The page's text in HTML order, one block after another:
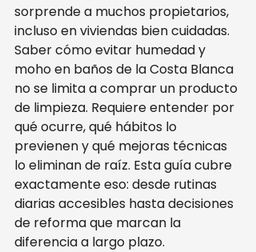
sorprende a muchos propietarios,
incluso en viviendas bien cuidadas.
Saber cómo evitar humedad y
moho en baños de la Costa Blanca
no se limita a comprar un producto
de limpieza. Requiere entender por
qué ocurre, qué hábitos lo
previenen y qué mejoras técnicas
lo eliminan de raíz. Esta guía cubre
exactamente eso: desde rutinas
diarias accesibles hasta decisiones
de reforma que marcan la
diferencia a largo plazo.